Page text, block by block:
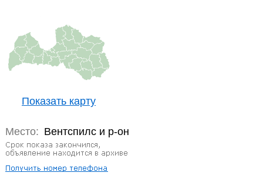
Показать карту
Место: Вентспилс и р-он